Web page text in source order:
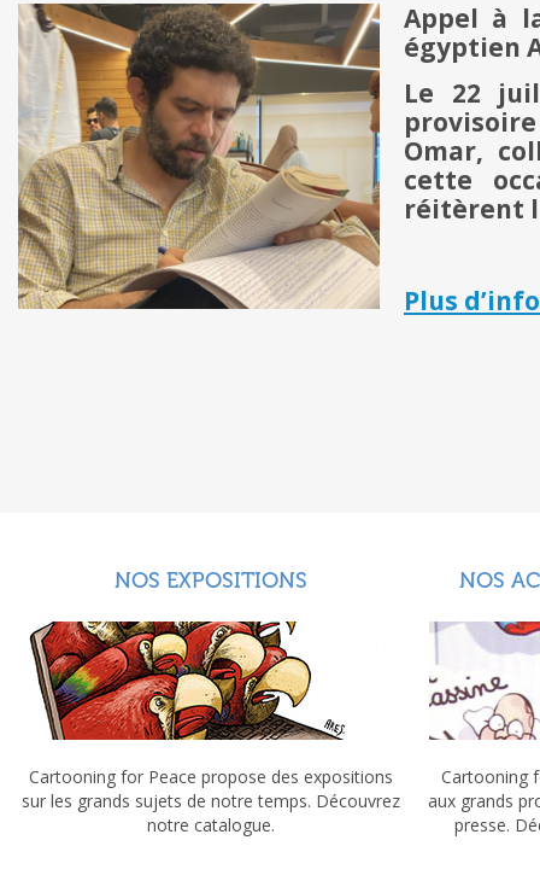
Appel à
égyptien
Le 22
Omar,
cette
réitèrent
Plus
NOS EXPOSITIONS
Cartooning for Peace propose des expositions
sur les grands sujets de notre temps. Découvrez
notre catalogue.
NOS
Cartooning
aux grands
presse.